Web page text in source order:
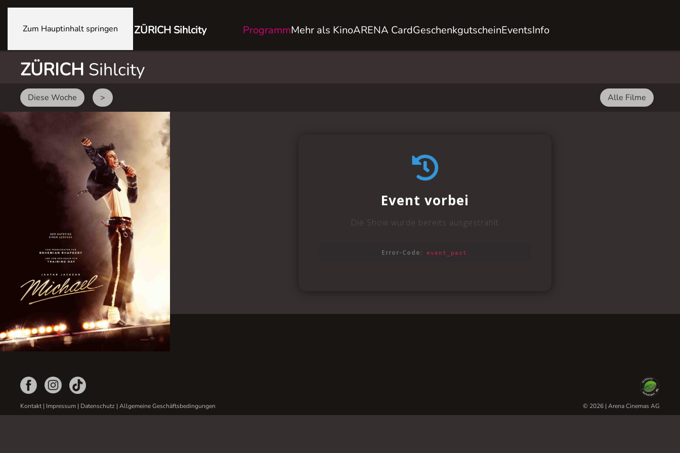
Zum Hauptinhalt springen ZÜRICH Sihlcity ProgrammMehr als KinoARENA CardGeschenkgutscheinEventsInfo
ZÜRICH Sihlcity
Diese Woche > Alle Filme
Kontakt| Impressum | Datenschutz | Allgemeine Geschäftsbedingungen © 2026 | Arena Cinemas AG